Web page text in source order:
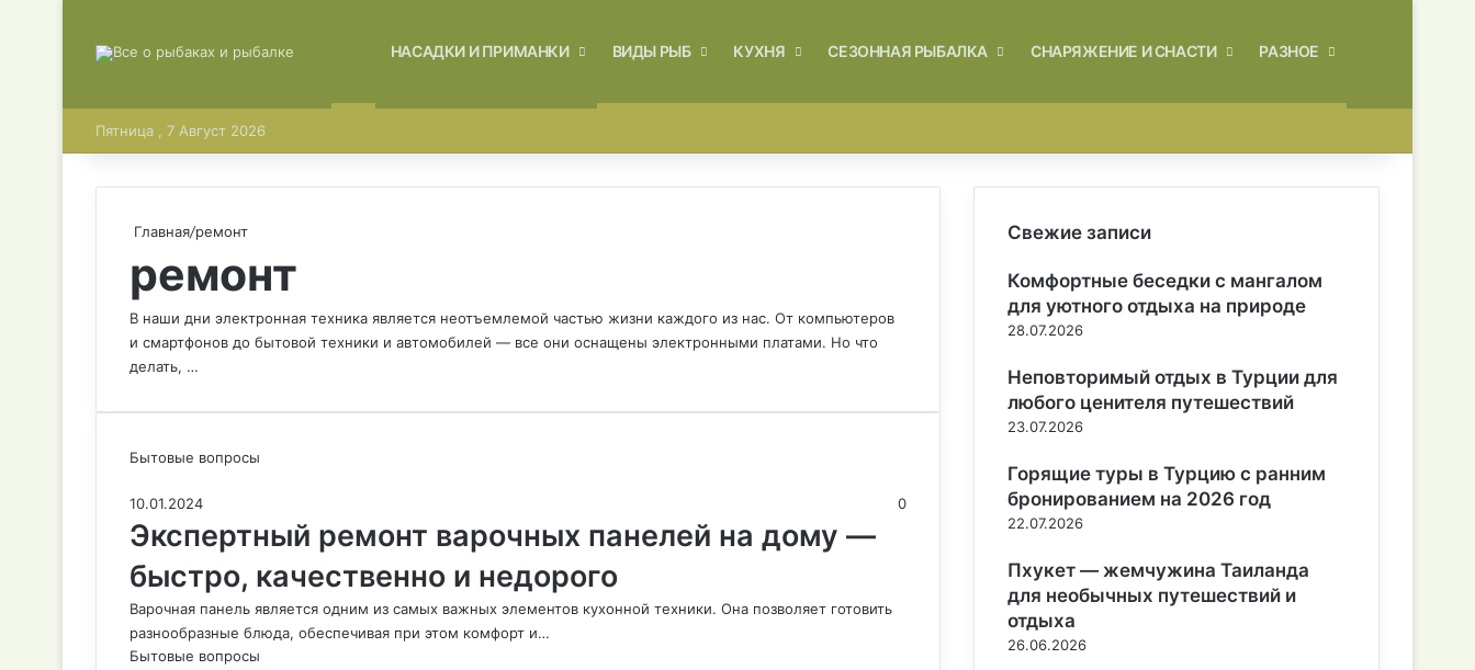
ГЛАВНАЯНАСАДКИ И ПРИМАНКИ ВИДЫ РЫБ КУХНЯ СЕЗОННАЯ РЫБАЛКА СНАРЯЖЕНИЕ И СНАСТИ РАЗНОЕ
Пятница , 7 Август 2026
Главная/ремонт
ремонт
В наши дни электронная техника является неотъемлемой частью жизни каждого из нас. От компьютеров
и смартфонов до бытовой техники и автомобилей — все они оснащены электронными платами. Но что
делать, …
Бытовые вопросы
10.01.2024 0
Экспертный ремонт варочных панелей на дому —
быстро, качественно и недорого
Варочная панель является одним из самых важных элементов кухонной техники. Она позволяет готовить
разнообразные блюда, обеспечивая при этом комфорт и…
Бытовые вопросы
Свежие записи
Комфортные беседки с мангалом
для уютного отдыха на природе
28.07.2026
Неповторимый отдых в Турции для
любого ценителя путешествий
23.07.2026
Горящие туры в Турцию с ранним
бронированием на 2026 год
22.07.2026
Пхукет — жемчужина Таиланда
для необычных путешествий и
отдыха
26.06.2026